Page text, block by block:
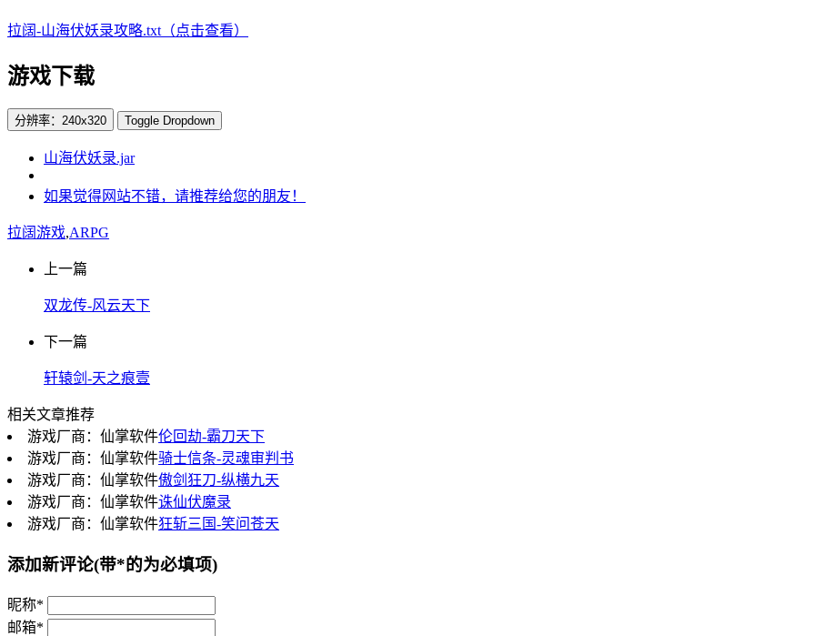
拉阔-山海伏妖录攻略.txt（点击查看）
游戏下载
分辨率：240x320 Toggle Dropdown
山海伏妖录.jar
如果觉得网站不错，请推荐给您的朋友！
拉阔游戏,ARPG
上一篇
双龙传-风云天下
下一篇
轩辕剑-天之痕壹
相关文章推荐
游戏厂商：仙掌软件伦回劫-霸刀天下
游戏厂商：仙掌软件骑士信条-灵魂审判书
游戏厂商：仙掌软件傲剑狂刀-纵横九天
游戏厂商：仙掌软件诛仙伏魔录
游戏厂商：仙掌软件狂斩三国-笑问苍天
添加新评论(带*的为必填项)
昵称*
邮箱*